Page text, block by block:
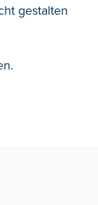
gestalten